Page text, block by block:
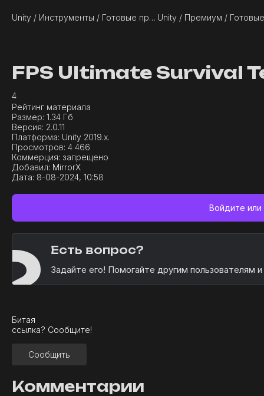
Unity / Инструменты / Готовые проекты Unity / Премиум /
FPS Ultimate Survival
4
Рейтинг материала
Размер: 1.34 Гб
Версия: 2.0.11
Платформа: Unity 2019.x.
Просмотров: 4 466
Коммерция: запрещено
Добавил: MirrorX
Дата: 8-08-2024, 10:58
Войдите или
Есть вопрос?
Задайте его! Помогайте другим пользователям
Битая
ссылка? Сообщите!
Сообщить
Комментарии